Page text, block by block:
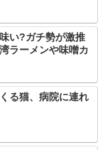
い?ガチ勢が激推
ラーメンや味噌カ
る猫、病院に連れ